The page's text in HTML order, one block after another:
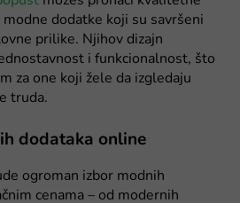
dodatke koji su savršeni
prilike. Njihov dizajn
i funkcionalnost, što
za one koji žele da izgledaju
truda.
dodataka online
ogroman izbor modnih
cenama – od modernih